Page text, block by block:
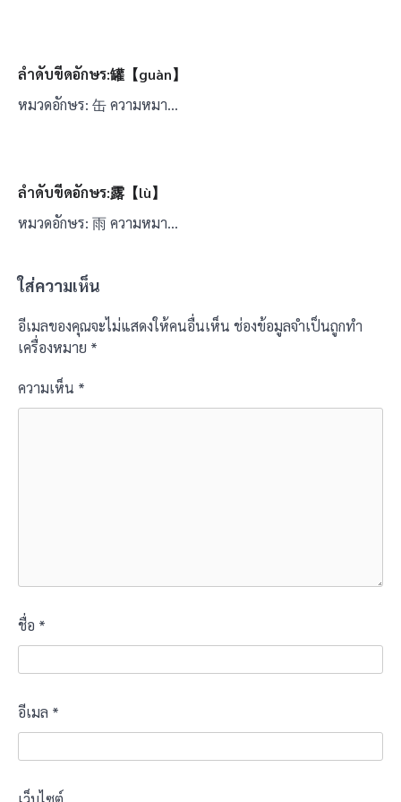
ลำดับขีดอักษร:罐【guàn】
หมวดอักษร: 缶 ความหมา…
ลำดับขีดอักษร:露【lù】
หมวดอักษร: 雨 ความหมา…
ใส่ความเห็น
อีเมลของคุณจะไม่แสดงให้คนอื่นเห็น ช่องข้อมูลจำเป็นถูกทำ
เครื่องหมาย *
ความเห็น *
ชื่อ *
อีเมล *